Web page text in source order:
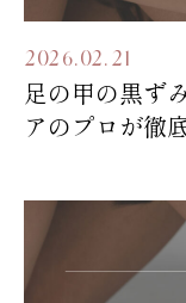
2026.02.21
足の甲の黒ず
アのプロが徹